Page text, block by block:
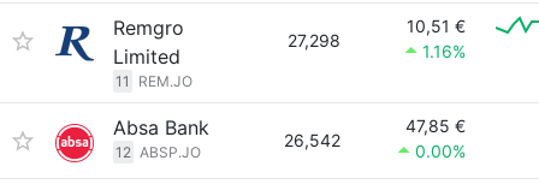
Remgro
Limited
11 REM.JO
27,298
10,51 €
1.16%
Absa Bank
12 ABSP.JO
26,542
47,85 €
0.00%